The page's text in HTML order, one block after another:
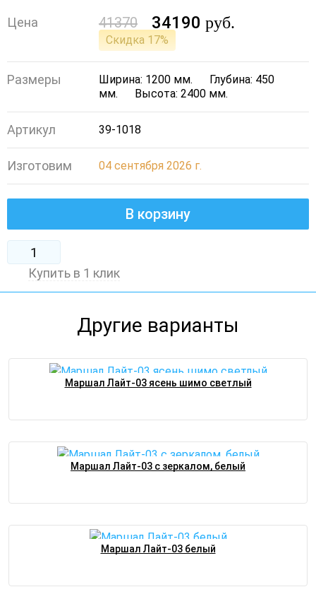
Цена 41370 34190 руб.
Скидка 17%
Размеры Ширина: 1200 мм.
Глубина: 450
мм.
Высота: 2400 мм.
Артикул 39-1018
Изготовим 04 сентября 2026 г.
В корзину
Купить в 1 клик
Другие варианты
Маршал Лайт-03 ясень шимо светлый
Маршал Лайт-03 с зеркалом, белый
Маршал Лайт-03 белый